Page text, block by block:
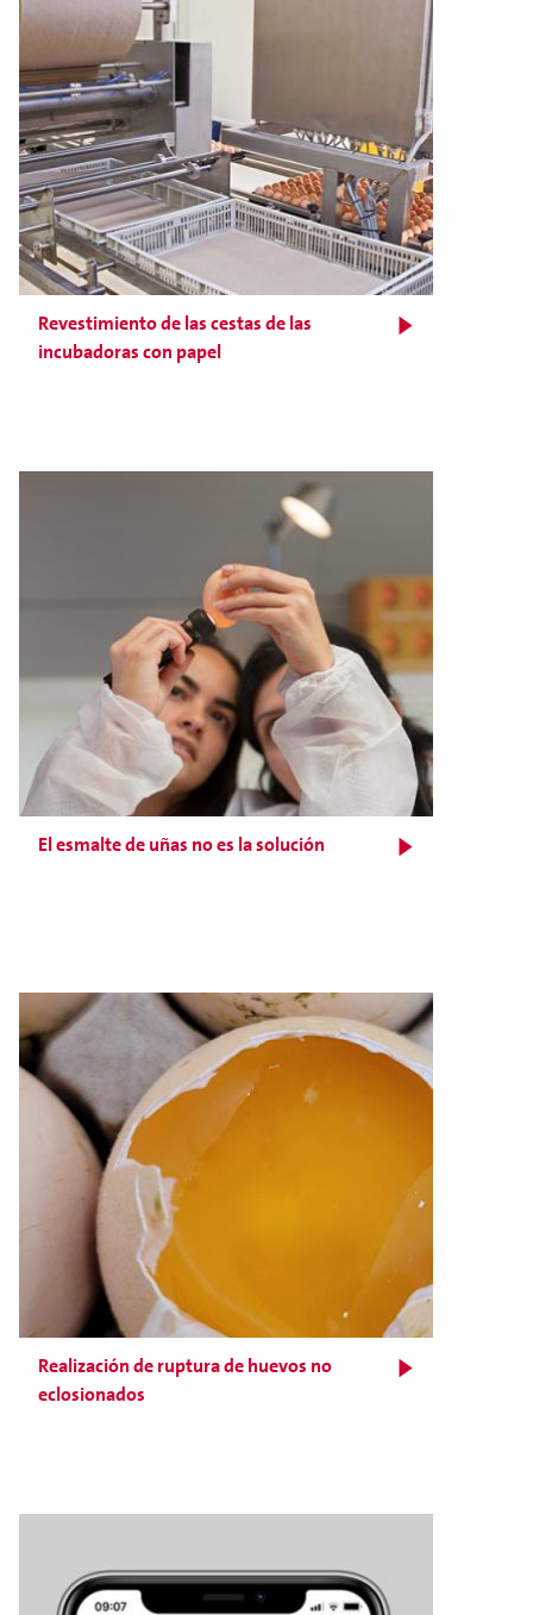
Revestimiento de las cestas de las
incubadoras con papel
El esmalte de uñas no es la solución
Realización de ruptura de huevos no
eclosionados